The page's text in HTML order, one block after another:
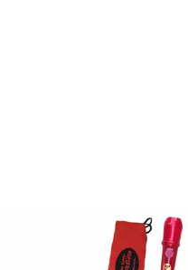
Blockflöte Voggy Das Bunte Set